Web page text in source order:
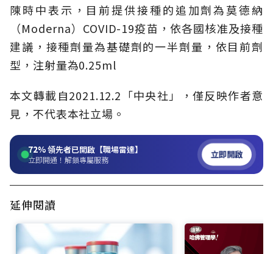
陳時中表示，目前提供接種的追加劑為莫德納
（Moderna）COVID-19疫苗，依各國核准及接種
建議，接種劑量為基礎劑的一半劑量，依目前劑
型，注射量為0.25ml
本文轉載自2021.12.2「中央社」，僅反映作者意
見，不代表本社立場。
72%領先者已開啟【職場雷達】
立即開通！解鎖專屬服務 立即開啟
延伸閱讀